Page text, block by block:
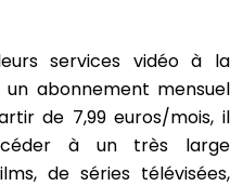
services vidéo à la
abonnement mensuel
de 7,99 euros/mois, il
à un très large
de séries télévisées,